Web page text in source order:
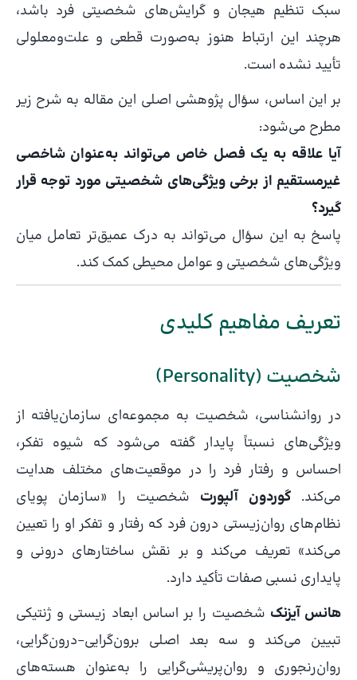
سبک تنظیم هیجان و گرایش‌های شخصیتی فرد باشد،
هرچند این ارتباط هنوز به‌صورت قطعی و علت‌ومعلولی
تأیید نشده است.
بر این اساس، سؤال پژوهشی اصلی این مقاله به شرح زیر
مطرح می‌شود:
آیا علاقه به یک فصل خاص می‌تواند به‌عنوان شاخصی
غیرمستقیم از برخی ویژگی‌های شخصیتی مورد توجه قرار
گیرد؟
پاسخ به این سؤال می‌تواند به درک عمیق‌تر تعامل میان
ویژگی‌های شخصیتی و عوامل محیطی کمک کند.
تعریف مفاهیم کلیدی
شخصیت (Personality)
در روانشناسی، شخصیت به مجموعه‌ای سازمان‌یافته از
ویژگی‌های نسبتاً پایدار گفته می‌شود که شیوه تفکر،
احساس و رفتار فرد را در موقعیت‌های مختلف هدایت
می‌کند.گوردون آلپورت شخصیت را «سازمان پویاى
نظام‌هاى روان‌زیستی درون فرد که رفتار و تفکر او را تعیین
می‌کند» تعریف می‌کند و بر نقش ساختارهای درونی و
پایداری نسبی صفات تأکید دارد.
هانس آیزنک شخصیت را بر اساس ابعاد زیستی و ژنتیکی
تبیین می‌کند و سه بعد اصلی برون‌گرایی–درون‌گرایی،
روان‌رنجوری و روان‌پریشی‌گرایی را به‌عنوان هسته‌های